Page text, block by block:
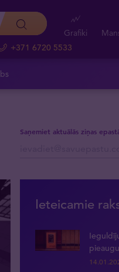
+371 6720 5533
Grafiki
Saņemiet aktuālās ziņas
Ieteicamie